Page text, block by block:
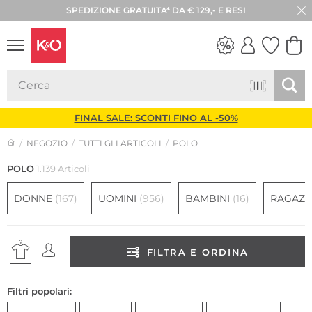
SPEDIZIONE GRATUITA* DA € 129,- E RESI
FINAL SALE: SCONTI FINO AL -50%
NEGOZIO TUTTI GLI ARTICOLI POLO
POLO1.139 Articoli
DONNE (167) UOMINI (956) BAMBINI (16)
FILTRA E ORDINA
Filtri popolari: